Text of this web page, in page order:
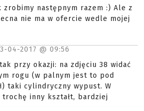
zrobimy następnym razem :) Ale z
nie ma w ofercie wedle mojej
04-2017 @ 09:56
przy okazji: na zdjęciu 38 widać
rogu (w palnym jest to pod
taki cylindryczny wypust. W
trochę inny kształt, bardziej